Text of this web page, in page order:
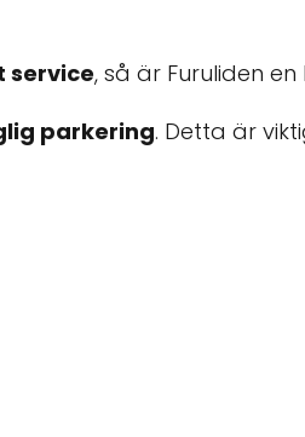
service, så är Furuliden
parkering. Detta är